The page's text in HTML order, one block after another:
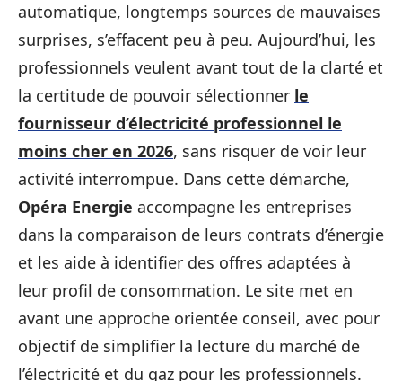
automatique, longtemps sources de mauvaises
surprises, s’effacent peu à peu. Aujourd’hui, les
professionnels veulent avant tout de la clarté et
la certitude de pouvoir sélectionner le
fournisseur d’électricité professionnel le
moins cher en 2026, sans risquer de voir leur
activité interrompue. Dans cette démarche,
Opéra Energie accompagne les entreprises
dans la comparaison de leurs contrats d’énergie
et les aide à identifier des offres adaptées à
leur profil de consommation. Le site met en
avant une approche orientée conseil, avec pour
objectif de simplifier la lecture du marché de
l’électricité et du gaz pour les professionnels.